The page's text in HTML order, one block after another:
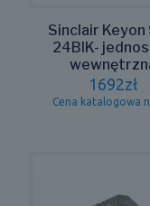
Sinclair Keyon
24BIK-
1692zł
Cena katalogowa